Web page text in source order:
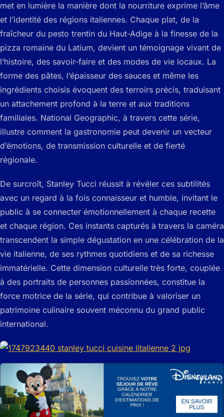
met en lumière la manière dont la nourriture exprime l’âme
et l’identité des régions italiennes. Chaque plat, de la
fraîcheur du pesto trentin du Haut-Adige à la finesse de la
pizza romaine du Latium, devient un témoignage vivant de
l’histoire, des savoir-faire et des modes de vie locaux. La
forme des pâtes, l’épaisseur des sauces et même les
ingrédients choisis évoquent des terroirs précis, traduisant
un attachement profond à la terre et aux traditions
familiales. National Geographic, à travers cette série,
illustre comment la gastronomie peut devenir un vecteur
d’émotions, de transmission culturelle et de fierté
régionale.
De surcroît, Stanley Tucci réussit à révéler ces subtilités
avec un regard à la fois connaisseur et humble, invitant le
public à se connecter émotionnellement à chaque recette
et chaque région. Ces instants capturés à travers la caméra
transcendent la simple dégustation en une célébration de la
vie italienne, de ses rythmes quotidiens et de sa richesse
immatérielle. Cette dimension culturelle très forte, couplée
à des portraits de personnes passionnées, constitue la
force motrice de la série, qui contribue à valoriser un
patrimoine culinaire souvent méconnu du grand public
international.